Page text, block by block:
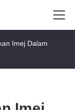
Imej Dalam